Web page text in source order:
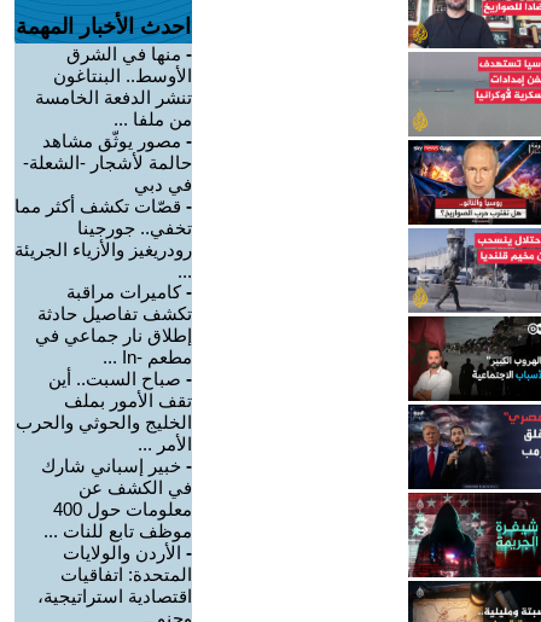
احدث الأخبار المهمة
- منها في الشرق
الأوسط.. البنتاغون
تنشر الدفعة الخامسة
من ملفا ...
- مصور يوثّق مشاهد
حالمة لأشجار -الشعلة-
في دبي
- قصّات تكشف أكثر مما
تخفي.. جورجينا
رودريغيز والأزياء الجريئة
...
-كاميرات مراقبة
تكشف تفاصيل حادثة
إطلاق نار جماعي في
مطعم -In ...
- صباح السبت.. أين
تقف الأمور بملف
الخليج والحوثي والحرب
الأمر ...
- خبير إسباني شارك
في الكشف عن
معلومات حول 400
موظف تابع للنات ...
- الأردن والولايات
المتحدة: اتفاقيات
اقتصادية استراتيجية،
وجنو ...